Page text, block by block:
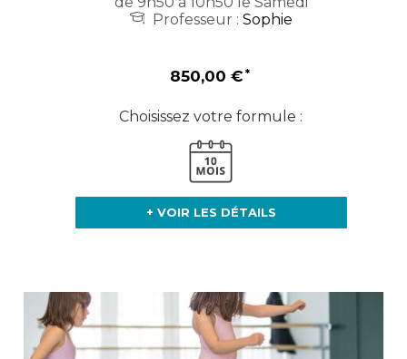
Professeur : Sophie
850,00 €
Choisissez votre formule :
+ VOIR LES DÉTAILS